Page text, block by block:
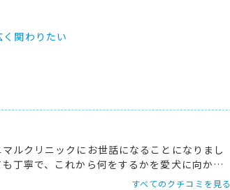
関わりたい
ルクリニックにお世話になることになりまし
丁寧で、これから何をするかを愛犬に向かっ
も安心して受診をすることができているよう
すべてのクチコミを見る